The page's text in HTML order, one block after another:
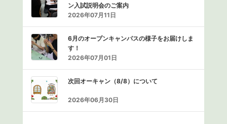
ン入試説明会のご案内
2026年07月11日
6月のオープンキャンパスの様子をお届けしま
す！
2026年07月01日
次回オーキャン（8/8）について
2026年06月30日